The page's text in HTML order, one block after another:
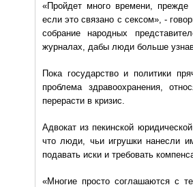
«Пройдет много времени, прежде
если это связано с сексом», -
собрание народных
журналах, дабы люди больше
Пока государство и политики
проблема здравоохранения,
перерасти в кризис.
Адвокат из пекинской
что люди, чьи игрушки нанесли
подавать иски и требовать
«Многие просто соглашаются с